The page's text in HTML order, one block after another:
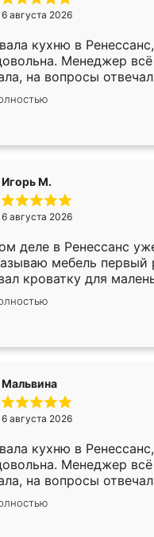
6 августа 2026
кухню в
Менеджер
на вопросы
приехал в субботу,
всей
ребята работали
Игорь М.
6 августа 2026
деле в Ренессанс
мебель первый
кроватку для
при его рождении ,во
шкаф-купе. По
сборка достаточно
здесь же он более
,если что-то
буду заказывать только
Мальвина
6 августа 2026
кухню в
Менеджер
на вопросы
приехал в субботу,
всей
ребята работали